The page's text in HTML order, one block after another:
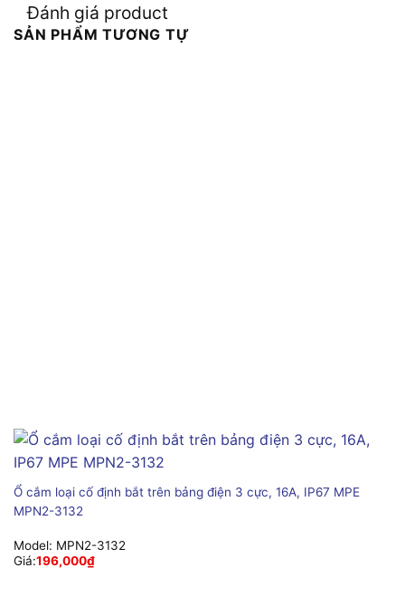
Đánh giá product
SẢN PHẨM TƯƠNG TỰ
Ổ cắm loại cố định bắt trên bảng điện 3 cực, 16A, IP67 MPE
MPN2-3132
Model: MPN2-3132
Giá:196,000₫